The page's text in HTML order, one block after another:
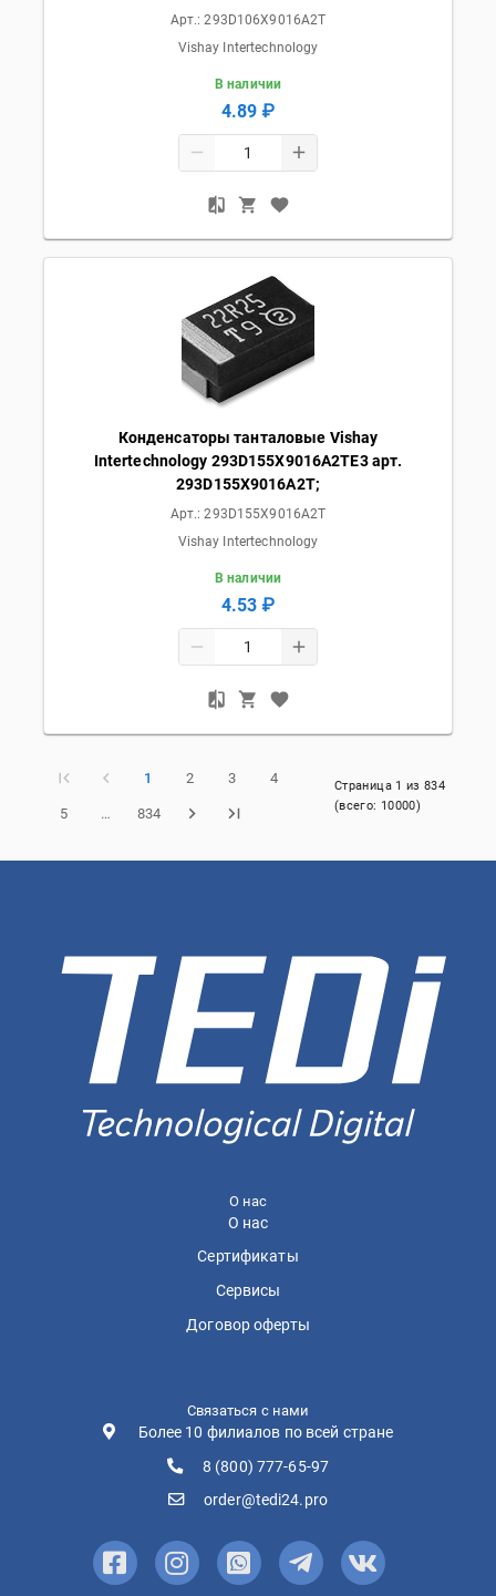
Арт.:293D106X9016A2T
Vishay Intertechnology
В наличии
4.89 ₽
Конденсаторы танталовые Vishay
Intertechnology 293D155X9016A2TE3 арт.
293D155X9016A2T;
Арт.:293D155X9016A2T
Vishay Intertechnology
В наличии
4.53 ₽
1 2 3 4
5 … 834
Страница 1 из834
(всего: 10000)
О нас
О нас
Сертификаты
Сервисы
Договор оферты
Связаться с нами
Более 10 филиалов по всей стране
8 (800) 777-65-97
order@tedi24.pro